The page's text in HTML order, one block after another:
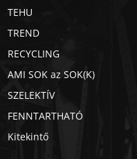
TEHU
TREND
RECYCLING
AMI SOK az SOK(K)
SZELEKTÍV
FENNTARTHATÓ
Kitekintő